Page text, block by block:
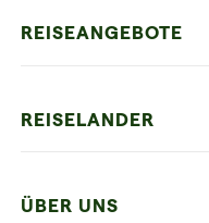
REISEANGEBOTE
Die Beste Reise
REISELANDER
ÜBER UNS